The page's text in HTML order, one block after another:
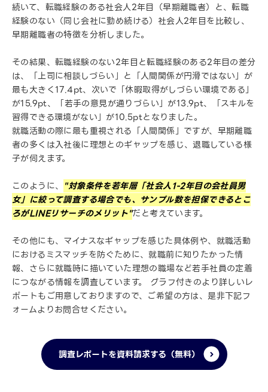
続いて、転職経験のある社会人2年目（早期離職者）と、転職
経験のない（同じ会社に勤め続ける）社会人2年目を比較し、
早期離職者の特徴を分析しました。
その結果、転職経験のない2年目と転職経験のある2年目の差分
は、「上司に相談しづらい」と「人間関係が円滑ではない」が
最も大きく17.4pt、次いで「休暇取得がしづらい環境である」
が15.9pt、「若手の意見が通りづらい」が13.9pt、「スキルを
習得できる環境がない」が10.5ptとなりました。
就職活動の際に最も重視される「人間関係」ですが、早期離職
者の多くは入社後に理想とのギャップを感じ、退職している様
子が伺えます。
このように、 "対象条件を若年層「社会人1-2年目の会社員男
女」に絞って調査する場合でも、サンプル数を担保できるとこ
ろがLINEリサーチのメリット"だと考えています。
その他にも、マイナスなギャップを感じた具体例や、就職活動
におけるミスマッチを防ぐために、就職前に知りたかった情
報、さらに就職時に描いていた理想の職場など若手社員の定着
につながる情報を調査しています。 グラフ付きのより詳しいレ
ポートもご用意しておりますので、ご希望の方は、是非下記フ
ォームよりお問合せください。
調査レポートを資料請求する（無料）